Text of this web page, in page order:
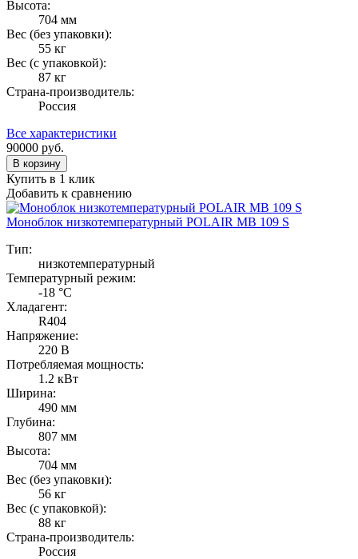
Высота:
704 мм
Вес (без упаковки):
55 кг
Вес (с упаковкой):
87 кг
Страна-производитель:
Россия
Все характеристики
90000 руб.
В корзину
Купить в 1 клик
Добавить к сравнению
Моноблок низкотемпературный POLAIR MB 109 S
Тип:
низкотемпературный
Температурный режим:
-18 °C
Хладагент:
R404
Напряжение:
220 В
Потребляемая мощность:
1.2 кВт
Ширина:
490 мм
Глубина:
807 мм
Высота:
704 мм
Вес (без упаковки):
56 кг
Вес (с упаковкой):
88 кг
Страна-производитель:
Россия